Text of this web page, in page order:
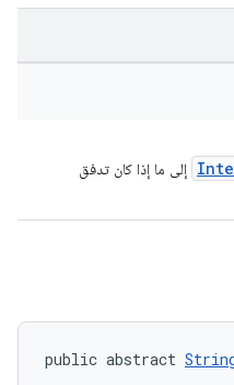
إلى ما إذا كان تدفق
public abstract